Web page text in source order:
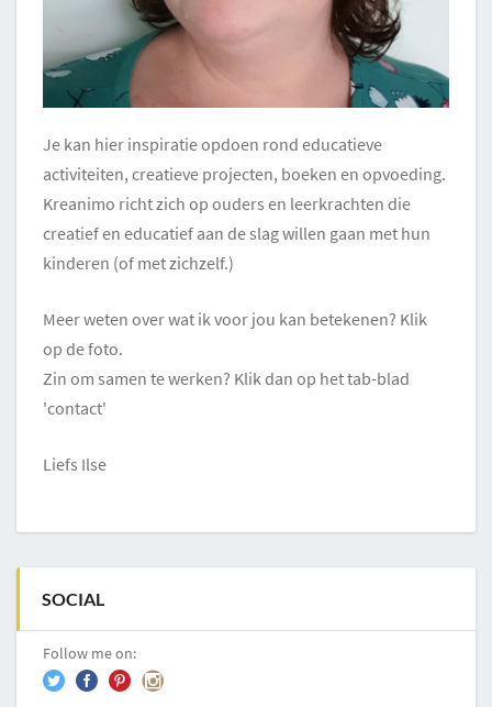
Je kan hier inspiratie opdoen rond educatieve
activiteiten, creatieve projecten, boeken en opvoeding.
Kreanimo richt zich op ouders en leerkrachten die
creatief en educatief aan de slag willen gaan met hun
kinderen (of met zichzelf.)
Meer weten over wat ik voor jou kan betekenen? Klik
op de foto.
Zin om samen te werken? Klik dan op het tab-blad
'contact'
Liefs Ilse
SOCIAL
Follow me on: